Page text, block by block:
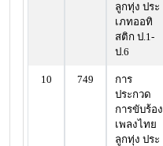
ลูกทุ่ง ประ
เภทออทิ
สติก ป.1-
ป.6
10 749
การ
ประกวด
การขับร้อง
เพลงไทย
ลูกทุ่ง ประ